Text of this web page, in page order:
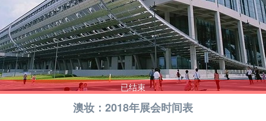
已结束
澳妆：2018年展会时间表